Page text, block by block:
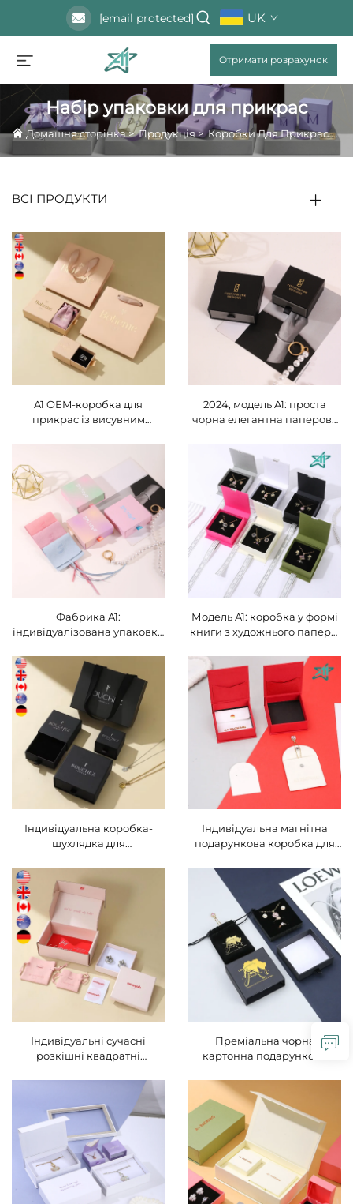
[email protected] UK
Отримати розрахунок
Набір упаковки для прикрас
Домашня сторінка>Продукція>Коробки Для Прикрас>
ВСІ ПРОДУКТИ
A1 OEM-коробка для
прикрас із висувним
паперова коробка для
браслетів, намистин, кілець
та сережок, коробка для
зберігання, портативні
подарункові сумки
2024, модель A1: проста
чорна елегантна паперова
ювелірних виробів із
індивідуальним
друкованим логотипом —
унікальна упаковка для
підвісок, сережок-
гвоздиків, кілець,
подарункова коробка
Фабрика A1:
індивідуалізована упаковка
дизайні для подарунків —
паперова коробка для
підвісок, кілець, намиста,
упаковка для ювелірних
виробів, коробка для
зберігання ювелірних
виробів, комплект
ювелірних виробів
Модель A1: коробка у формі
книги з художнього паперу/
розмір та форма, тиснення/
протитиснення логотипу,
персоналізована упаковка
для прикрас, подарункова
коробка
Індивідуальна коробка-
шухлядка для
прикрас з екологічного
квадратного паперу A1 з
логотипом замовника,
індивідуальними розміром
та формою, кнопковим
зачинанням, сертифікована
за стандартами FSC та ROHS
Індивідуальна магнітна
подарункова коробка для
тисненням,
індивідуальними розміром
та формою, тисненим/
протитисненим логотипом
замовника, виготовлена з
художнього паперу або
картону
Індивідуальні сучасні
розкішні квадратні
мішечки для весільних
подарунків A1 з логотипом
замовника, виготовлені з
оксамиту, для упакування
прикрас
Преміальна чорна
картонна подарункова
дерев’яною підкладкою,
індивідуальний розмір,
OEM-коробка для прикрас,
органайзер-коробка для
прикрас із мішком